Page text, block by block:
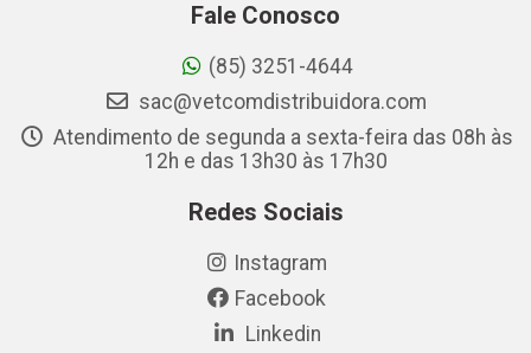
Fale Conosco
(85) 3251-4644
sac@vetcomdistribuidora.com
Atendimento de segunda a sexta-feira das 08h às
12h e das 13h30 às 17h30
Redes Sociais
Instagram
Facebook
Linkedin